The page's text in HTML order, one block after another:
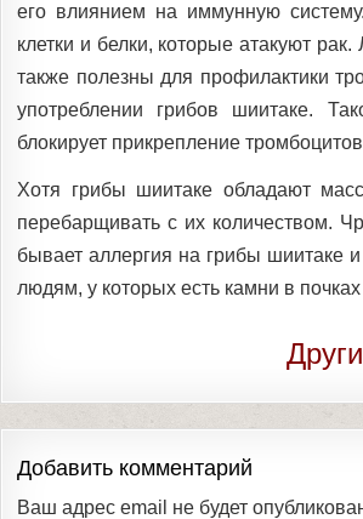
его влиянием на иммунную
клетки и белки, которые атакуют
также полезны для профилактики
употреблении грибов шиитаке.
блокирует прикрепление
Хотя грибы шиитаке обладают
перебарщивать с их количеством.
бывает аллергия на грибы шиитаке
людям, у которых есть камни в
Добавить комментарий
Ваш адрес email не будет